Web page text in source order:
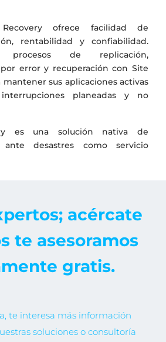
ofrece facilidad de
rentabilidad y confiabilidad.
procesos de replicación,
error y recuperación con Site
mantener sus aplicaciones activas
planeadas y no
es una solución nativa de
ante desastres como servicio
acércate
te asesoramos
gratis.
te interesa más información
soluciones o consultoría